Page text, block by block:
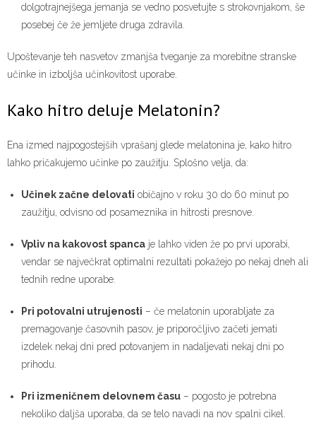
dolgotrajnejšega jemanja se vedno posvetujte s strokovnjakom, še
posebej če že jemljete druga zdravila.
Upoštevanje teh nasvetov zmanjša tveganje za morebitne stranske
učinke in izboljša učinkovitost uporabe.
Kako hitro deluje Melatonin?
Ena izmed najpogostejših vprašanj glede melatonina je, kako hitro
lahko pričakujemo učinke po zaužitju. Splošno velja, da:
Učinek začne delovati običajno v roku 30 do 60 minut po
zaužitju, odvisno od posameznika in hitrosti presnove.
Vpliv na kakovost spanca je lahko viden že po prvi uporabi,
vendar se največkrat optimalni rezultati pokažejo po nekaj dneh ali
tednih redne uporabe.
Pri potovalni utrujenosti – če melatonin uporabljate za
premagovanje časovnih pasov, je priporočljivo začeti jemati
izdelek nekaj dni pred potovanjem in nadaljevati nekaj dni po
prihodu.
Pri izmeničnem delovnem času – pogosto je potrebna
nekoliko daljša uporaba, da se telo navadi na nov spalni cikel.